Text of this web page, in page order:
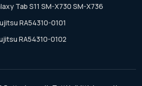
Tab S11 SM-X730 SM-X736
RA54310-0101
RA54310-0102